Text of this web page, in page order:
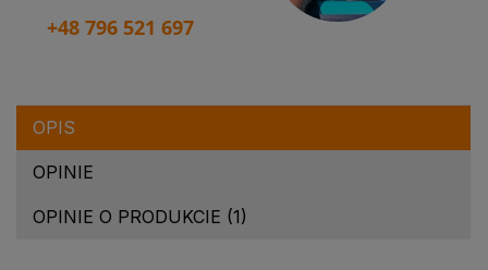
+48 796 521 697
OPIS
OPINIE
OPINIE O PRODUKCIE (1)